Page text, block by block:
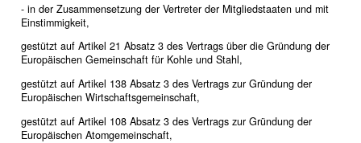
- in der Zusammensetzung der Vertreter der Mitgliedstaaten und mit
Einstimmigkeit,
gestützt auf Artikel 21 Absatz 3 des Vertrags über die Gründung der
Europäischen Gemeinschaft für Kohle und Stahl,
gestützt auf Artikel 138 Absatz 3 des Vertrags zur Gründung der
Europäischen Wirtschaftsgemeinschaft,
gestützt auf Artikel 108 Absatz 3 des Vertrags zur Gründung der
Europäischen Atomgemeinschaft,